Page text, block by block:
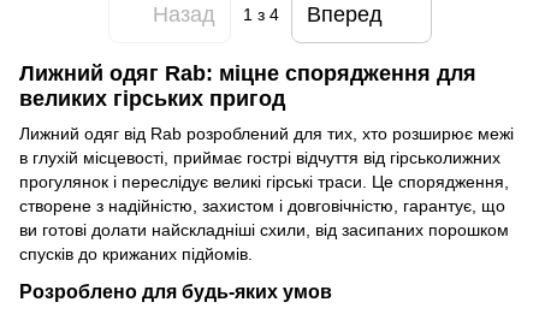
Назад 1 з 4 Вперед
Лижний одяг Rab: міцне спорядження для
великих гірських пригод
Лижний одяг від Rab розроблений для тих, хто розширює межі
в глухій місцевості, приймає гострі відчуття від гірськолижних
прогулянок і переслідує великі гірські траси. Це спорядження,
створене з надійністю, захистом і довговічністю, гарантує, що
ви готові долати найскладніші схили, від засипаних порошком
спусків до крижаних підйомів.
Розроблено для будь-яких умов